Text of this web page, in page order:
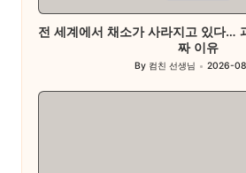
전 세계에서 채소가 사라지고 있다…
짜 이유
Posted
by
By 컴친 선생님 2026-